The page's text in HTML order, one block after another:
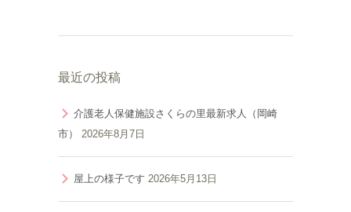
最近の投稿
介護老人保健施設さくらの里最新求人（岡崎
市）
2026年8月7日
屋上の様子です 2026年5月13日